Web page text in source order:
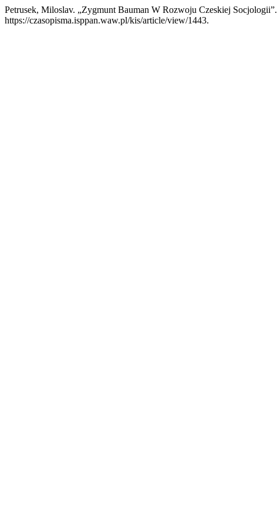
Petrusek, Miloslav. „Zygmunt Bauman W Rozwoju Czeskiej Socjologii”.
https://czasopisma.isppan.waw.pl/kis/article/view/1443.